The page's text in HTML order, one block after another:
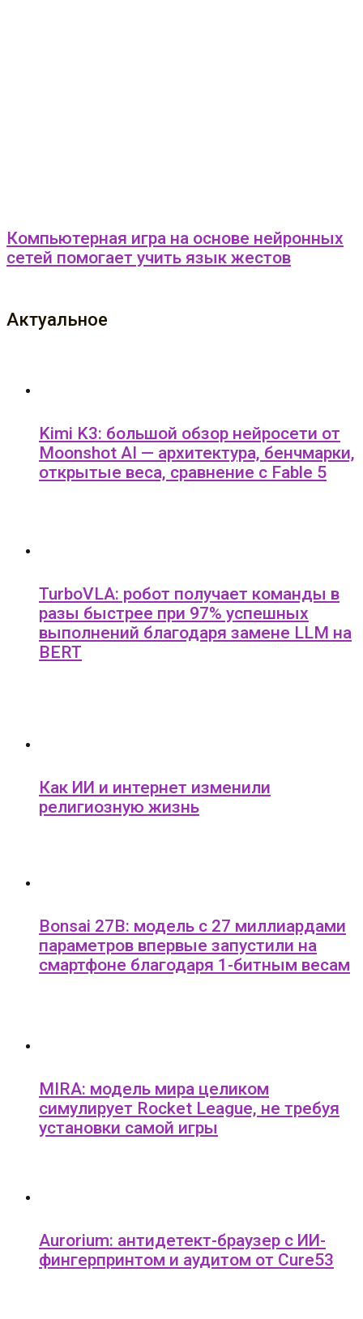
Компьютерная игра на основе нейронных
сетей помогает учить язык жестов
Актуальное
Kimi K3: большой обзор нейросети от
Moonshot AI — архитектура, бенчмарки,
открытые веса, сравнение с Fable 5
TurboVLA: робот получает команды в
разы быстрее при 97% успешных
выполнений благодаря замене LLM на
BERT
Как ИИ и интернет изменили
религиозную жизнь
Bonsai 27B: модель с 27 миллиардами
параметров впервые запустили на
смартфоне благодаря 1-битным весам
MIRA: модель мира целиком
симулирует Rocket League, не требуя
установки самой игры
Aurorium: антидетект-браузер с ИИ-
фингерпринтом и аудитом от Cure53